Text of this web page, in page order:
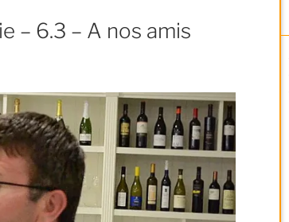
– 6.3 – A nos amis